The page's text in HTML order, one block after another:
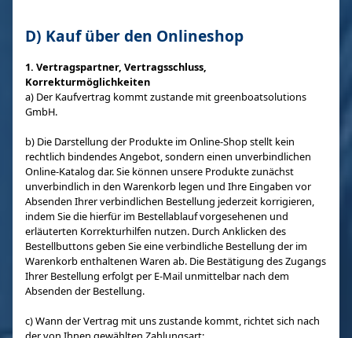
D) Kauf über den Onlineshop
1. Vertragspartner, Vertragsschluss,
Korrekturmöglichkeiten
a) Der Kaufvertrag kommt zustande mit greenboatsolutions
GmbH.
b) Die Darstellung der Produkte im Online-Shop stellt kein
rechtlich bindendes Angebot, sondern einen unverbindlichen
Online-Katalog dar. Sie können unsere Produkte zunächst
unverbindlich in den Warenkorb legen und Ihre Eingaben vor
Absenden Ihrer verbindlichen Bestellung jederzeit korrigieren,
indem Sie die hierfür im Bestellablauf vorgesehenen und
erläuterten Korrekturhilfen nutzen. Durch Anklicken des
Bestellbuttons geben Sie eine verbindliche Bestellung der im
Warenkorb enthaltenen Waren ab. Die Bestätigung des Zugangs
Ihrer Bestellung erfolgt per E-Mail unmittelbar nach dem
Absenden der Bestellung.
c) Wann der Vertrag mit uns zustande kommt, richtet sich nach